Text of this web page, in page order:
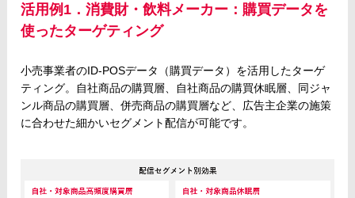
活用例1．消費財・飲料メーカー：購買データを
使ったターゲティング
小売事業者のID-POSデータ（購買データ）を活用したターゲ
ティング。自社商品の購買層、自社商品の購買休眠層、同ジャ
ンル商品の購買層、併売商品の購買層など、広告主企業の施策
に合わせた細かいセグメント配信が可能です。